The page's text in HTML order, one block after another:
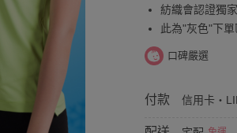
紡織會認證獨
此為"灰色"下單
口碑嚴選
付款 信用卡・